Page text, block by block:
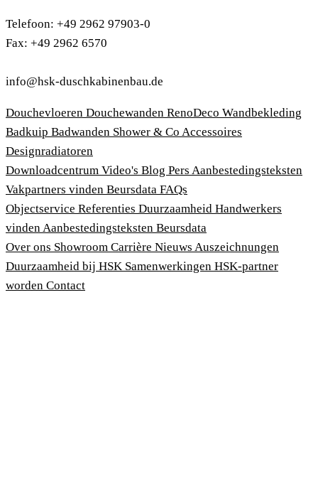
Telefoon: +49 2962 97903-0
Fax: +49 2962 6570
info@hsk-duschkabinenbau.de
Douchevloeren Douchewanden RenoDeco Wandbekleding
Badkuip Badwanden Shower & Co Accessoires
Designradiatoren
Downloadcentrum Video's Blog Pers Aanbestedingsteksten
Vakpartners vinden Beursdata FAQs
Objectservice Referenties Duurzaamheid Handwerkers
vinden Aanbestedingsteksten Beursdata
Over ons Showroom Carrière Nieuws Auszeichnungen
Duurzaamheid bij HSK Samenwerkingen HSK-partner
worden Contact